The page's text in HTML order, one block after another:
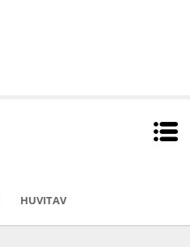
HUVITAV